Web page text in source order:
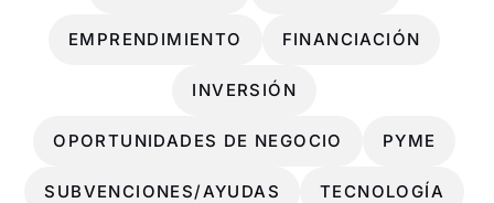
EMPRENDIMIENTO FINANCIACIÓN
INVERSIÓN
OPORTUNIDADES DE NEGOCIO PYME
SUBVENCIONES/AYUDAS TECNOLOGÍA